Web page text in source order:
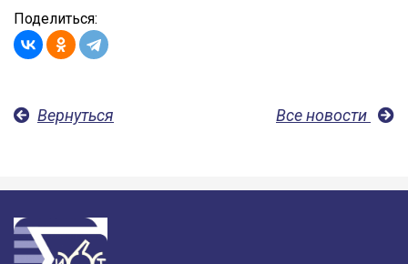
Поделиться:
Вернуться Все новости